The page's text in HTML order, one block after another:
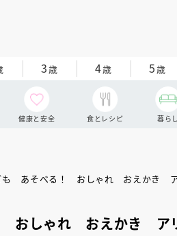
3歳 4歳 5歳
健康と安全 食とレシピ 暮らし
しゃれ おえかき アリ